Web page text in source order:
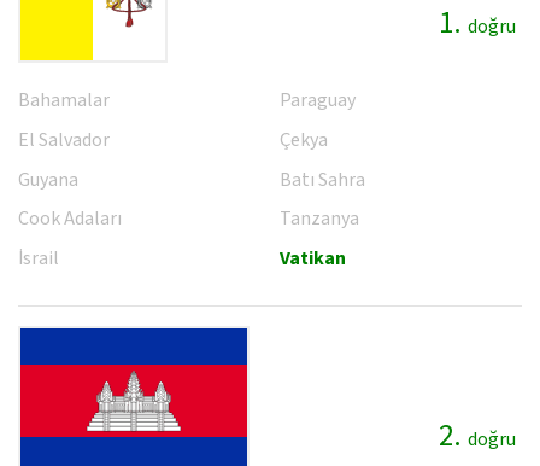
1. doğru
Bahamalar
El Salvador
Guyana
Cook Adaları
İsrail
Paraguay
Çekya
Batı Sahra
Tanzanya
Vatikan
2. doğru